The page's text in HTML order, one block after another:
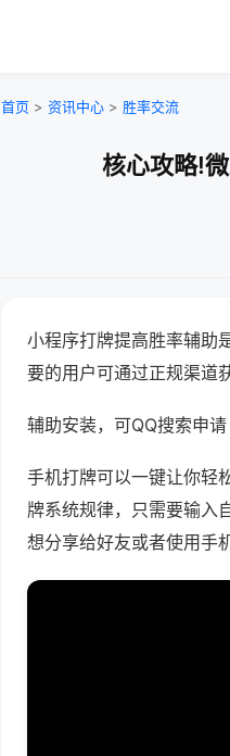
首页 > 资讯中心 > 胜率交流
核心攻略!
小程序打牌提高胜率辅助
要的用户可通过正规渠道
辅助安装，可QQ搜索申
手机打牌可以一键让你轻
牌系统规律，只需要输入
想分享给好友或者使用手